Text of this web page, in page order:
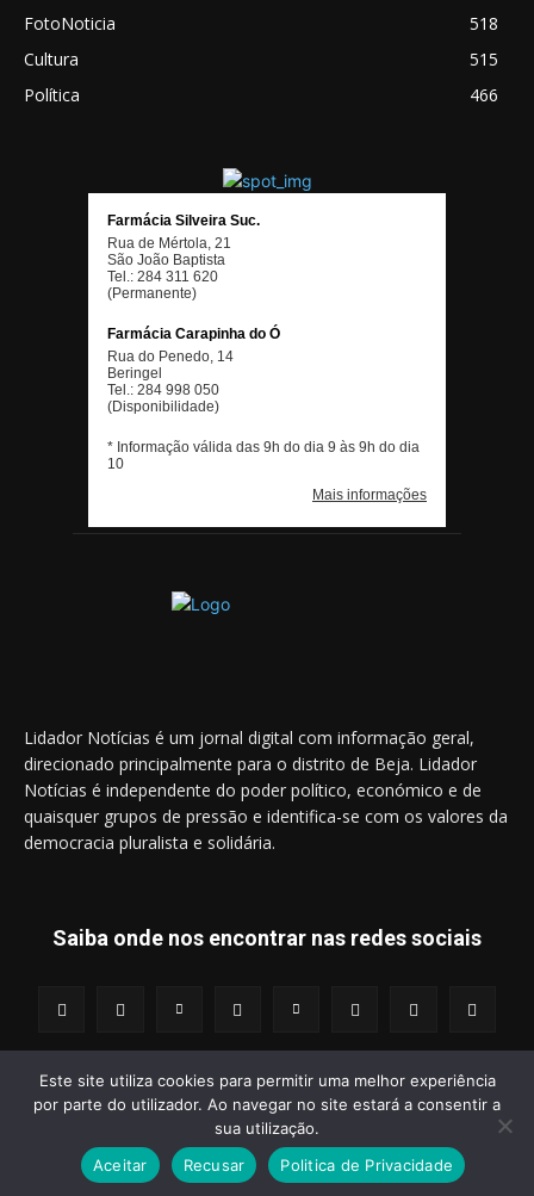
FotoNoticia
518
Cultura
515
Política
466
Lidador Notícias é um jornal digital com informação geral,
direcionado principalmente para o distrito de Beja. Lidador
Notícias é independente do poder político, económico e de
quaisquer grupos de pressão e identifica-se com os valores da
democracia pluralista e solidária.
Saiba onde nos encontrar nas redes sociais
© 2014 - 2025 Lidador Notícias. | Todos os Direitos Reservados.
Termos e Condições Política de Privacidade Publicidade
Este site utiliza cookies para permitir uma melhor experiência
por parte do utilizador. Ao navegar no site estará a consentir a
sua utilização.
Aceitar
Recusar Politica de Privacidade